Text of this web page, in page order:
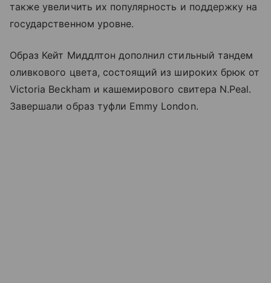
также увеличить их популярность и поддержку на
государственном уровне.
Образ Кейт Миддлтон дополнил стильный тандем
оливкового цвета, состоящий из широких брюк от
Victoria Beckham и кашемирового свитера N.Peal.
Завершали образ туфли Emmy London.